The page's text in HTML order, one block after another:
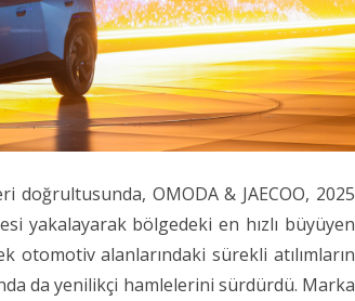
doğrultusunda, OMODA & JAECOO, 2025
yakalayarak bölgedeki en hızlı büyüyen
otomotiv alanlarındaki sürekli atılımların
da yenilikçi hamlelerini sürdürdü. Marka